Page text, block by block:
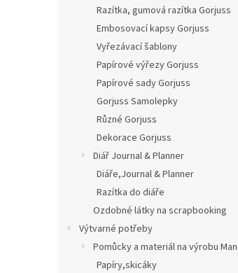
Razítka, gumová razítka Gorjuss
Embosovací kapsy Gorjuss
Vyřezávací šablony
Papírové výřezy Gorjuss
Papírové sady Gorjuss
Gorjuss Samolepky
Různé Gorjuss
Dekorace Gorjuss
Diář Journal & Planner
Diáře,Journal & Planner
Razítka do diáře
Ozdobné látky na scrapbooking
Výtvarné potřeby
Pomůcky a materiál na výrobu
Papíry,skicáky